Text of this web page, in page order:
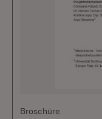
Broschüre